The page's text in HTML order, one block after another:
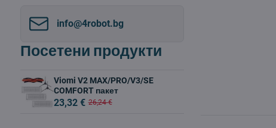
info​@4robot​.bg
Посетени продукти
Viomi V2 MAX/PRO/V3/SE
COMFORT пакет
23,32 € 26,24 €